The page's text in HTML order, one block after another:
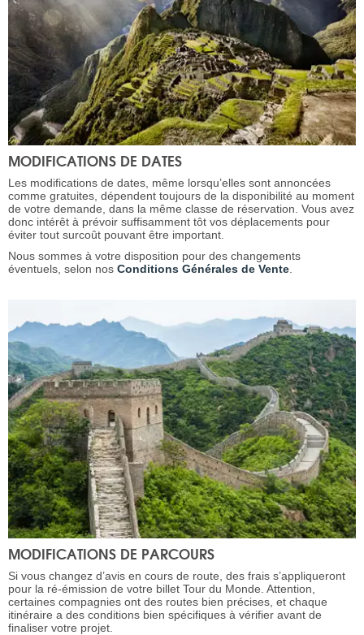
MODIFICATIONS DE DATES
Les modifications de dates, même lorsqu’elles sont annoncées
comme gratuites, dépendent toujours de la disponibilité au moment
de votre demande, dans la même classe de réservation. Vous avez
donc intérêt à prévoir suffisamment tôt vos déplacements pour
éviter tout surcoût pouvant être important.
Nous sommes à votre disposition pour des changements
éventuels, selon nos Conditions Générales de Vente
MODIFICATIONS DE PARCOURS
Si vous changez d’avis en cours de route, des frais s’appliqueront
pour la ré-émission de votre billet Tour du Monde. Attention,
certaines compagnies ont des routes bien précises, et chaque
itinéraire a des conditions bien spécifiques à vérifier avant de
finaliser votre projet.